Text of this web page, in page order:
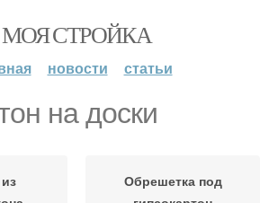
МОЯ СТРОЙКА
новости статьи
на доски
Обрешетка под